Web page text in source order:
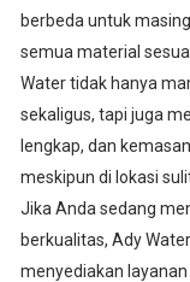
berbeda untuk
semua material
Water tidak hanya
sekaligus, tapi juga
lengkap, dan
meskipun di lokasi
Jika Anda sedang
berkualitas, Ady
menyediakan